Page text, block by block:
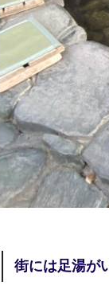
街には足湯が